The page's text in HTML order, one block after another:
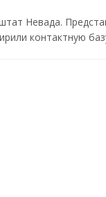
Невада.
контактную